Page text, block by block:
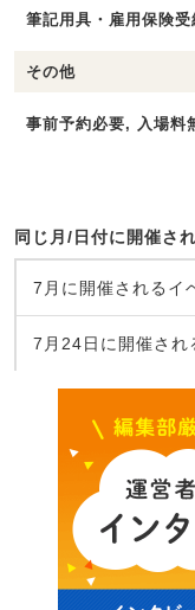
筆記用具・雇用保険
その他
事前予約必要, 入場料
同じ月/日付に開催さ
7月に開催されるイ
7月24日に開催され